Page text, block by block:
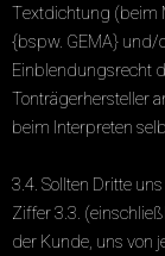
Textdichtung (beim
{bspw. GEMA} und/
Einblendungsrecht
Tonträgerhersteller
beim Interpreten
3.4. Sollten Dritte
Ziffer 3.3.
der Kunde, uns von